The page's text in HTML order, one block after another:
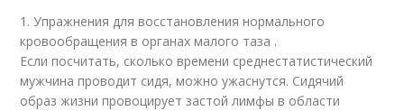
1. Упражнения для восстановления нормального
кровообращения в органах малого таза .
Если посчитать, сколько времени среднестатистический
мужчина проводит сидя, можно ужаснутся. Сидячий
образ жизни провоцирует застой лимфы в области